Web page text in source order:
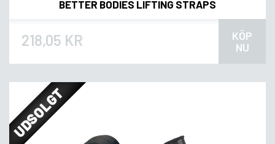
BETTER BODIES LIFTING STRAPS
218,05 KR
KÖP
NU
UDSOLGT